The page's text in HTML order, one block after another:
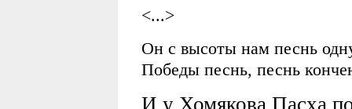
<...>
Он с высоты нам песнь
Победы песнь, песнь
И у Хомякова Пасха